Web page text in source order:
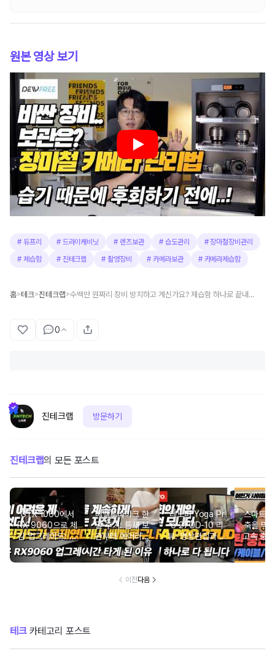
원본 영상 보기
# 듀프리 # 드라이캐비닛 # 렌즈보관 # 습도관리 #장마철장비관리
# 제습함 # 진테크랩 #촬영장비 # 카메라보관 # 카메라제습함
홈>테크>진테크랩> 수백만 원짜리 장비 방치하고 계신가요? 제습함 하나로 끝내는 습도 관리와 쇼룸 인테리어
0
진테크랩 방문하기
진테크랩의 모든 포스트
GTX 1060에서
RX 9060으로 체
감 업그레이드: 실
사용자가 느낀 게
임 환경의 변화
베벨로바이크 한
달 후기: 틈새 보
관부터 에어리프
트까지 완벽 정리
레노버 Yoga Pr
o 27UD-10 리
뷰: 영상편집과 게
이밍, 화상회의를
하나로 묶은 4K
스마트
축을 막
고속 충
축법 (+
지
이전다음
테크카테고리 포스트